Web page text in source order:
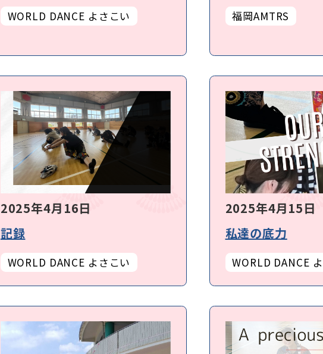
WORLD DANCE よさこい 福岡AMTRS
2025年4月16日
記録
WORLD DANCE よさこい
2025年4月15日
私達の底力
WORLD DANCE